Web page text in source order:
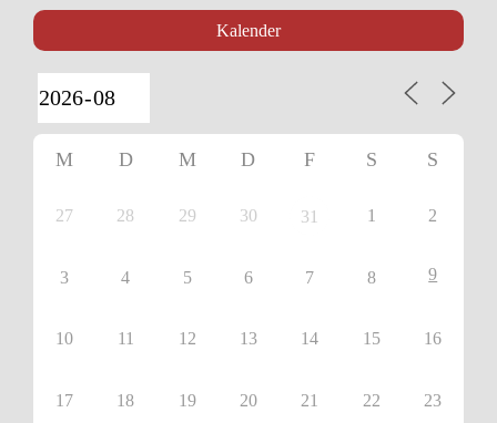
Kalender
M D M D F S S
27 28 29 30 31 1 2
3 4 5 6 7 8 9
10 11 12 13 14 15 16
17 18 19 20 21 22 23